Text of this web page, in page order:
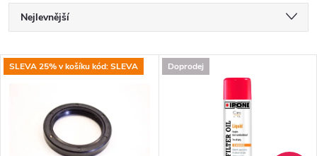
Ř
a
Nejlevnější
Nejprodávanější
Abecedně
V
SLEVA 25% v košíku kód: SLEVA Doprodej